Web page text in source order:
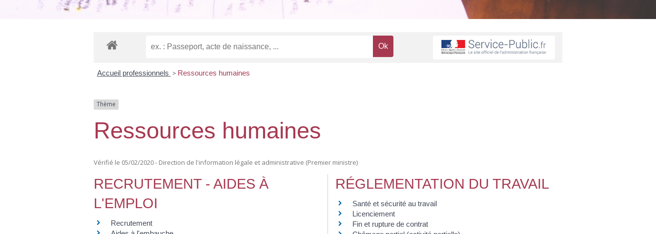
Accueil professionnels > Ressources humaines
Thème
Ressources humaines
Vérifié le 05/02/2020 - Direction de l'information légale et administrative (Premier ministre)
RECRUTEMENT - AIDES À
L'EMPLOI
Recrutement
RÉGLEMENTATION DU TRAVAIL
Santé et sécurité au travail
Licenciement
Fin et rupture de contrat